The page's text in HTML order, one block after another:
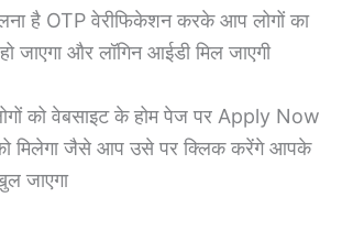
है OTP वेरीफिकेशन करके आप लोगों का
जाएगा और लॉगिन आईडी मिल जाएगी
को वेबसाइट के होम पेज पर Apply Now
मिलेगा जैसे आप उसे पर क्लिक करेंगे आपके
जाएगा